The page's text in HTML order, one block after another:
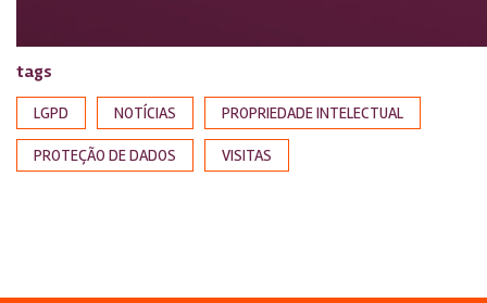
tags
LGPD NOTÍCIAS PROPRIEDADE INTELECTUAL
PROTEÇÃO DE DADOS VISITAS